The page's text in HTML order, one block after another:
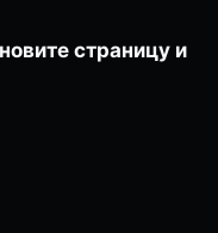
страницу и